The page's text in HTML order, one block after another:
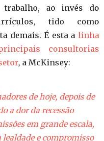
ao invés do
tido como
demais. É esta a linha
consultorias
, a McKinsey:
de hoje, depois de
a dor da recessão
em grande escala,
e compromisso